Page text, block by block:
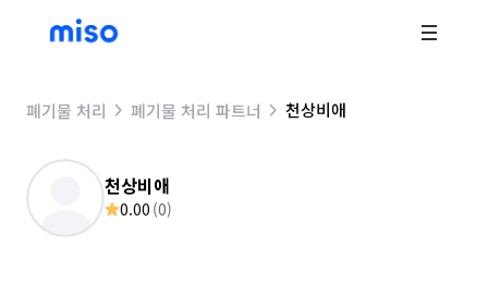
폐기물 처리 폐기물 처리 파트너 천상비애
천상비애
0.00 (0)